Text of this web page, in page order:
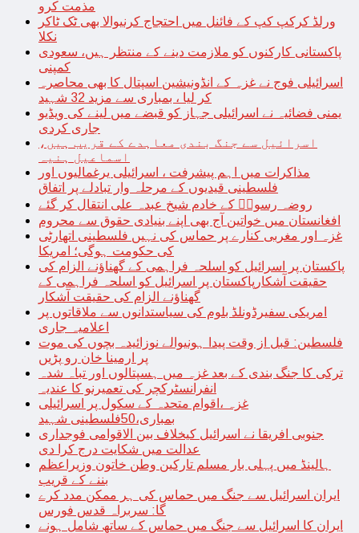
مذمت کرو
ورلڈ کرکپ کپ کے فائنل میں احتجاج کرنیوالا بھی ٹک ٹاکر
نکلا
پاکستانی کارکنوں کو ملازمت دینے کے منتظر ہیں، سعودی
کمپنی
اسرائیلی فوج نے غزہ کے انڈونیشین اسپتال کا بھی محاصرہ
کر لیا ، بمباری سے مزید 32 شہید
یمنی فضائیہ نے اسرائیلی جہاز کو قبضے میں لینے کی ویڈیو
جاری کردی
اسرائیل سے جنگ بندی معاہدے کے قریب ہیں،
اسماعیل ہنیہ
مذاکرات میں اہم پیشرفت ، اسرائیلی یرغمالیوں اور
فلسطینی قیدیوں کے مرحلہ وار تبادلے پر اتفاق
روضہ رسولؐ کے خادم شیخ عبدہ علی انتقال کر گئے
افغانستان میں خواتین آج بھی اپنے بنیادی حقوق سے محروم
غزہ اور مغربی کنارے پر حماس کی نہیں فلسطینی اتھارٹی
کی حکومت ہوگی؛ امریکا
پاکستان پر اسرائیل کو اسلحہ فراہمی کے گھناؤنے الزام کی
حقیقت آشکارپاکستان پر اسرائیل کو اسلحہ فراہمی کے
گھناؤنے الزام کی حقیقت آشکار
امریکی سفیرڈونلڈ بلوم کی سیاستدانوں سے ملاقاتوں پر
اعلامیہ جاری
فلسطین: قبل از وقت پیدا ہونیوالے نوزائیدہ بچوں کی موت
پر ارمینا خان رو پڑیں
ترکی کا جنگ بندی کے بعد غزہ میں ہسپتالوں اور تباہ شدہ
انفرانسٹرکچر کی تعمیرنو کا عندیہ
غزہ ،اقوام متحدہ کے سکول پر اسرائیلی
بمباری،50فلسطینی شہید
جنوبی افریقا نے اسرائیل کیخلاف بین الاقوامی فوجداری
عدالت میں شکایت درج کرا دی
ہالینڈ میں پہلی بار مسلم تارکین وطن خاتون وزیراعظم
بننے کے قریب
ایران اسرائیل سے جنگ میں حماس کی ہر ممکن مدد کرے
گا: سربراہ قدس فورس
ایران کا اسرائیل سے جنگ میں حماس کے ساتھ شامل ہونے